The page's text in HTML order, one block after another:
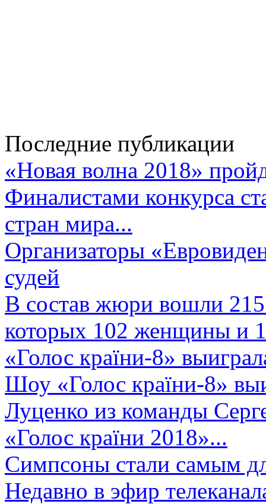
Последние публикации
«Новая волна 2018»
Финалистами конкурса
стран мира...
Организаторы
судей
В состав жюри вошли 215
которых 102 женщины и
«Голос країни-8»
Шоу «Голос країни-8»
Луценко из команды
«Голос країни 2018»...
Симпсоны стали самым
Недавно в эфир